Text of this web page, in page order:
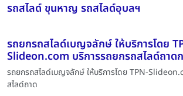
รถสไลด์ ขุนหาญ รถสไลด์อุบลฯ
รถยกรถสไลด์เบญจลักษ์ ให้บริการโดย
Slideon.com บริการรถยกรถสไลด์ถาด
รถยกรถสไลด์เบญจลักษ์ ให้บริการโดย TPN-
สไลด์ถาด